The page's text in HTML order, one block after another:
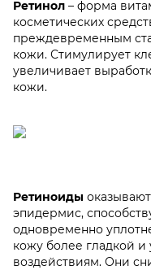
Ретинол – форма
косметических
преждевременным
кожи. Стимулирует
увеличивает
кожи.
Ретиноиды
эпидермис,
одновременно
кожу более гладкой
воздействиям. Они